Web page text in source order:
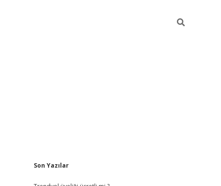
Sidebar
Son Yazılar